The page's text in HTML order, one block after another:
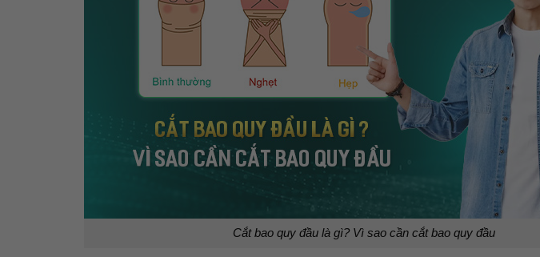
Cắt bao quy đầu là gì? Vì sao cần cắt bao quy đầu